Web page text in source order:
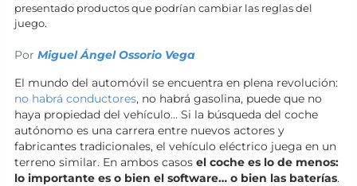
presentado productos que podrían cambiar las reglas del
juego.
Por Miguel Ángel Ossorio Vega
El mundo del automóvil se encuentra en plena revolución:
no habrá conductores, no habrá gasolina, puede que no
haya propiedad del vehículo… Si la búsqueda del coche
autónomo es una carrera entre nuevos actores y
fabricantes tradicionales, el vehículo eléctrico juega en un
terreno similar. En ambos casos el coche es lo de menos:
lo importante es o bien el software… o bien las baterías.